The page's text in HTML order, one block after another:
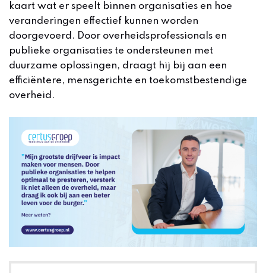
kaart wat er speelt binnen organisaties en hoe
veranderingen effectief kunnen worden
doorgevoerd. Door overheidsprofessionals en
publieke organisaties te ondersteunen met
duurzame oplossingen, draagt hij bij aan een
efficiëntere, mensgerichte en toekomstbestendige
overheid.